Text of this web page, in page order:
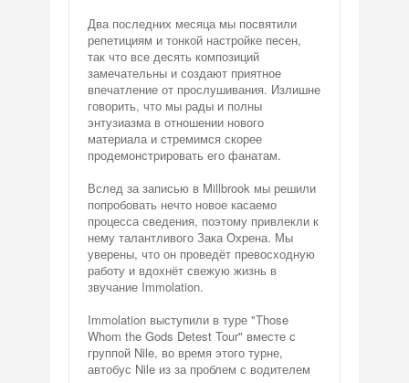
Два последних месяца мы посвятили
репетициям и тонкой настройке песен,
так что все десять композиций
замечательны и создают приятное
впечатление от прослушивания. Излишне
говорить, что мы рады и полны
энтузиазма в отношении нового
материала и стремимся скорее
продемонстрировать его фанатам.
Вслед за записью в Millbrook мы решили
попробовать нечто новое касаемо
процесса сведения, поэтому привлекли к
нему талантливого Зака Охрена. Мы
уверены, что он проведёт превосходную
работу и вдохнёт свежую жизнь в
звучание Immolation.
Immolation выступили в туре "Those
Whom the Gods Detest Tour" вместе с
группой Nile, во время этого турне,
автобус Nile из за проблем с водителем